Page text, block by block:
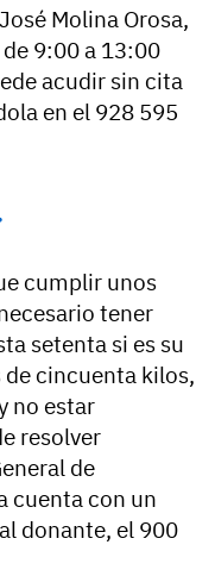
Molina Orosa,
9:00 a 13:00
acudir sin cita
en el 928 595
cumplir unos
tener
setenta si es su
cincuenta kilos,
no estar
resolver
de
cuenta con un
donante, el 900